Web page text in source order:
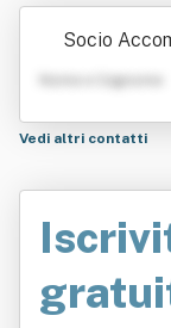
Socio
Nome e Cognome
Vedi altri contatti